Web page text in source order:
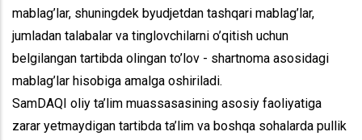
mablag’lar, shuningdek byudjetdan tashqari mablag’lar,
jumladan talabalar va tinglovchilarni o’qitish uchun
belgilangan tartibda olingan to’lov - shartnoma asosidagi
mablag’lar hisobiga amalga oshiriladi.
SamDAQI oliy ta’lim muassasasining asosiy faoliyatiga
zarar yetmaydigan tartibda ta’lim va boshqa sohalarda pullik